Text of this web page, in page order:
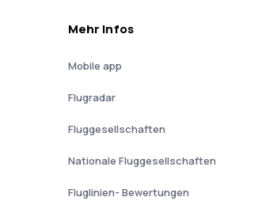
Mehr Infos
Mobile app
Flugradar
Fluggesellschaften
Nationale Fluggesellschaften
Fluglinien- Bewertungen